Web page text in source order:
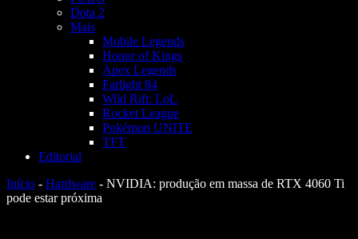
Dota 2
Mais
Mobile Legends
Honor of Kings
Apex Legends
Farlight 84
Wild Rift: LoL
Rocket League
Pokémon UNITE
TFT
Editorial
Início - Hardware - NVIDIA: produção em massa de RTX 4060 Ti
pode estar próxima